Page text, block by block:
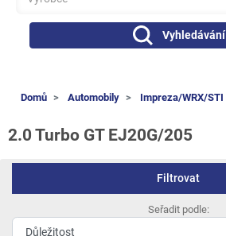
Vyhledávání
Domů Automobily Impreza/WRX/STI
2.0 Turbo GT EJ20G/205
Filtrovat
Seřadit podle: